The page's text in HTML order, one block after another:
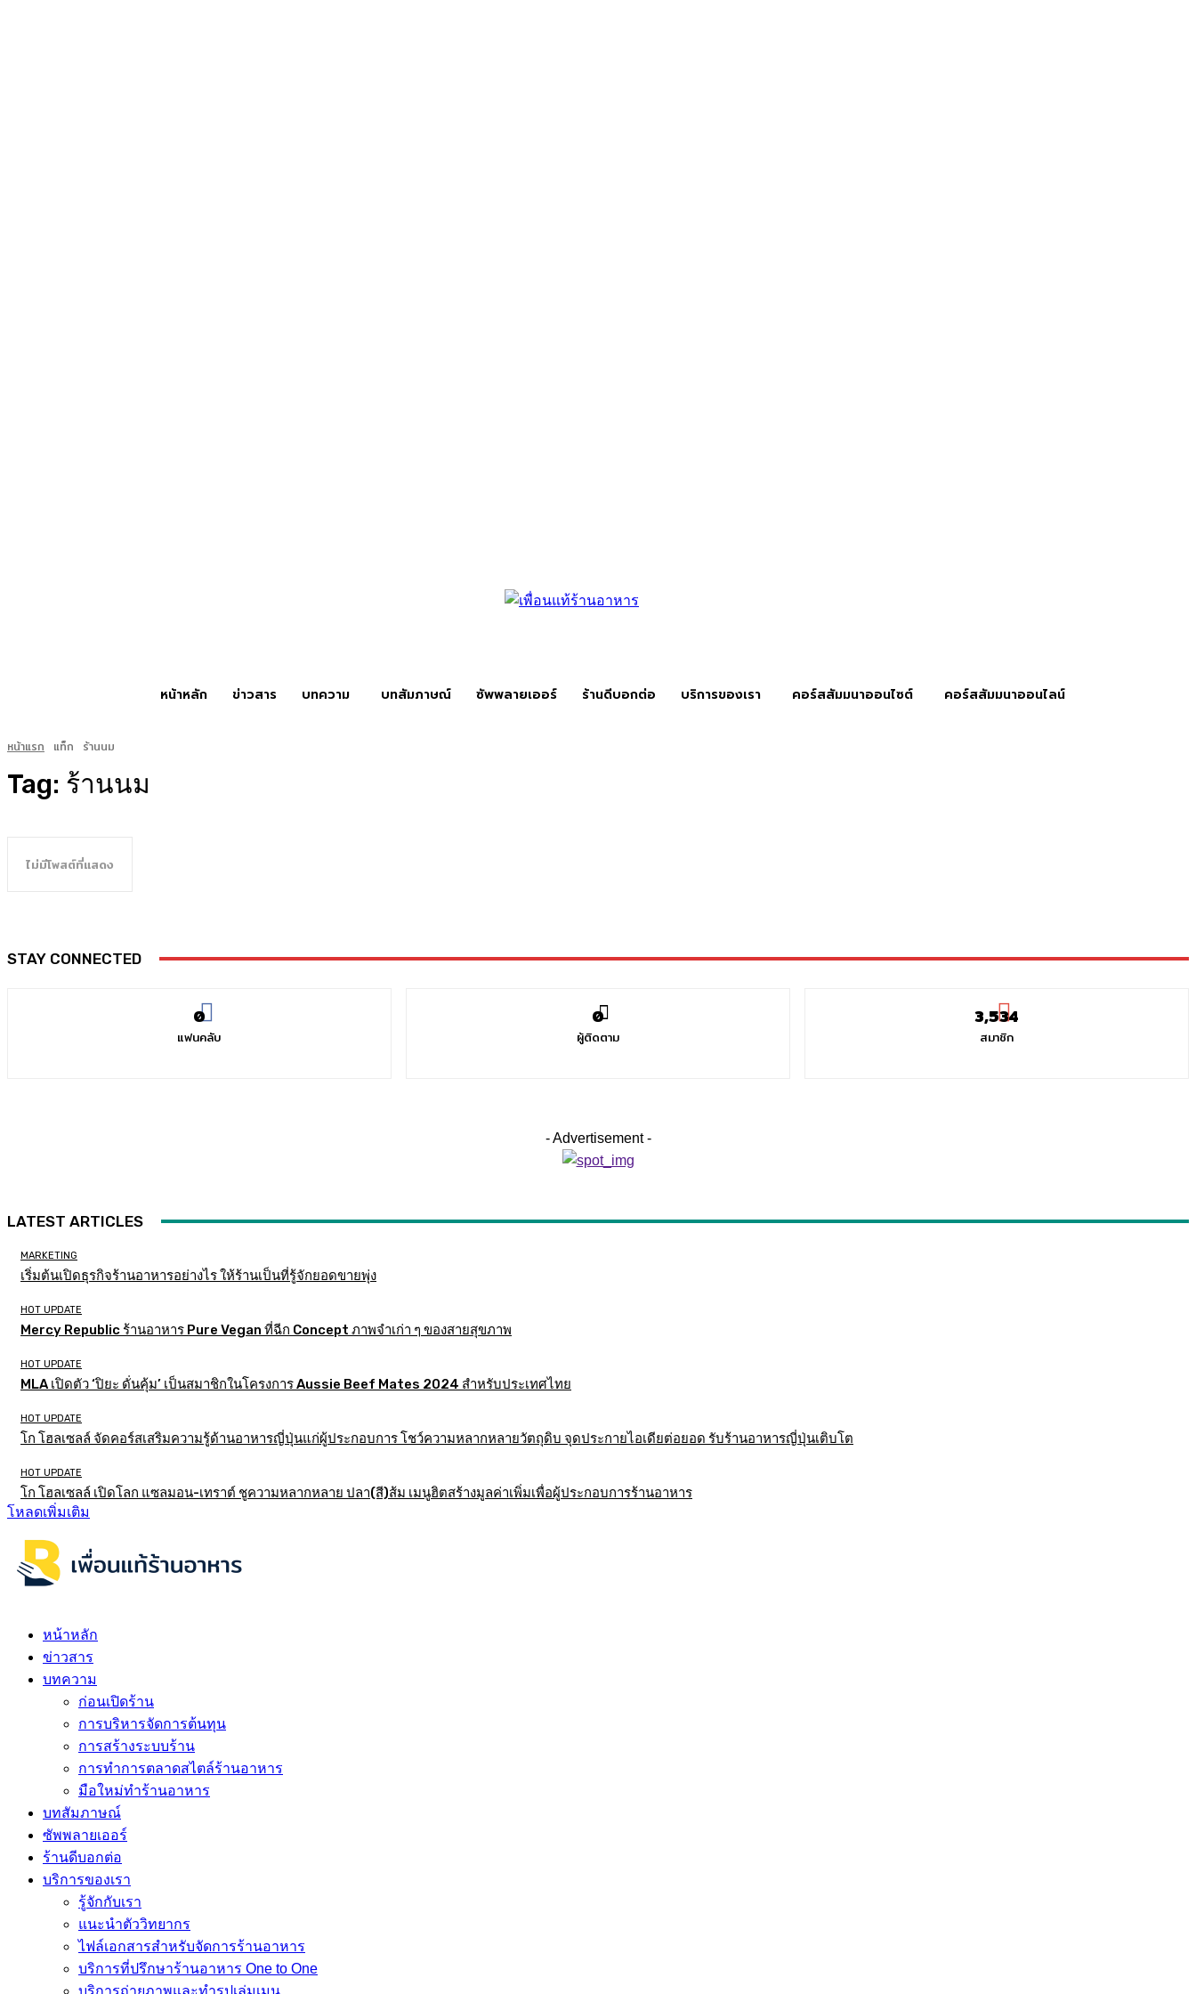
หน้าหลัก ข่าวสาร บทความ บทสัมภาษณ์ ซัพพลายเออร์ ร้านดีบอกต่อ บริการของเรา คอร์สสัมมนาออนไซต์ คอร์สสัมมนาออนไลน์
หน้าแรก แท็ก ร้านนม
Tag: ร้านนม
ไม่มีโพสต์ที่แสดง
STAY CONNECTED
0
แฟนคลับ
0
ผู้ติดตาม
3,534
สมาชิก
- Advertisement -
LATEST ARTICLES
MARKETING
เริ่มต้นเปิดธุรกิจร้านอาหารอย่างไร ให้ร้านเป็นที่รู้จักยอดขายพุ่ง
HOT UPDATE
Mercy Republic ร้านอาหาร Pure Vegan ที่ฉีก Concept ภาพจำเก่า ๆ ของสายสุขภาพ
HOT UPDATE
MLA เปิดตัว ‘ปิยะ ดั่นคุ้ม’ เป็นสมาชิกในโครงการ Aussie Beef Mates 2024 สำหรับประเทศไทย
HOT UPDATE
โก โฮลเซลล์ จัดคอร์สเสริมความรู้ด้านอาหารญี่ปุ่นแก่ผู้ประกอบการ โชว์ความหลากหลายวัตถุดิบ จุดประกายไอเดียต่อยอด รับร้านอาหารญี่ปุ่นเติบโต
HOT UPDATE
โก โฮลเซลล์ เปิดโลก แซลมอน-เทราต์ ชูความหลากหลาย ปลา(สี)ส้ม เมนูฮิตสร้างมูลค่าเพิ่มเพื่อผู้ประกอบการร้านอาหาร
โหลดเพิ่มเติม
หน้าหลัก
ข่าวสาร
บทความ
ก่อนเปิดร้าน
การบริหารจัดการต้นทุน
การสร้างระบบร้าน
การทำการตลาดสไตล์ร้านอาหาร
มือใหม่ทำร้านอาหาร
บทสัมภาษณ์
ซัพพลายเออร์
ร้านดีบอกต่อ
บริการของเรา
รู้จักกับเรา
แนะนำตัววิทยากร
ไฟล์เอกสารสำหรับจัดการร้านอาหาร
บริการที่ปรึกษาร้านอาหาร One to One
บริการถ่ายภาพและทำรูปเล่มเมนู